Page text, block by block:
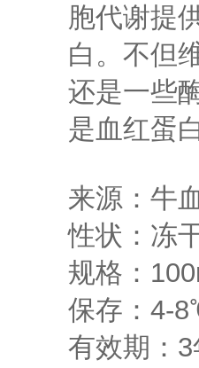
胞代谢提
白。不但
还是一些
是血红蛋
来源：牛
性状：冻
规格：
保存：4-
有效期：3